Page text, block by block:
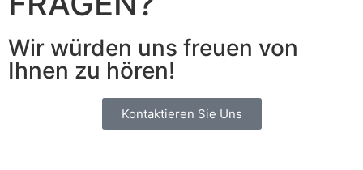
Wir würden uns freuen von
Ihnen zu hören!
Kontaktieren Sie Uns